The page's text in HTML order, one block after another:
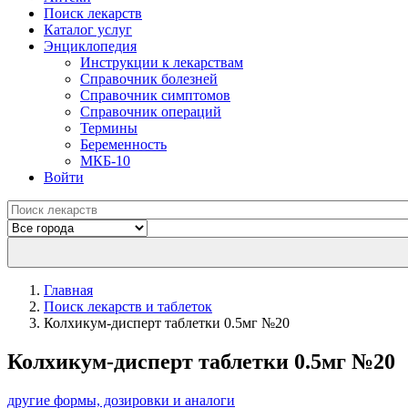
Поиск лекарств
Каталог услуг
Энциклопедия
Инструкции к лекарствам
Справочник болезней
Справочник симптомов
Справочник операций
Термины
Беременность
МКБ-10
Войти
Главная
Поиск лекарств и таблеток
Колхикум-дисперт таблетки 0.5мг №20
Колхикум-дисперт таблетки 0.5мг №20
другие формы, дозировки и аналоги